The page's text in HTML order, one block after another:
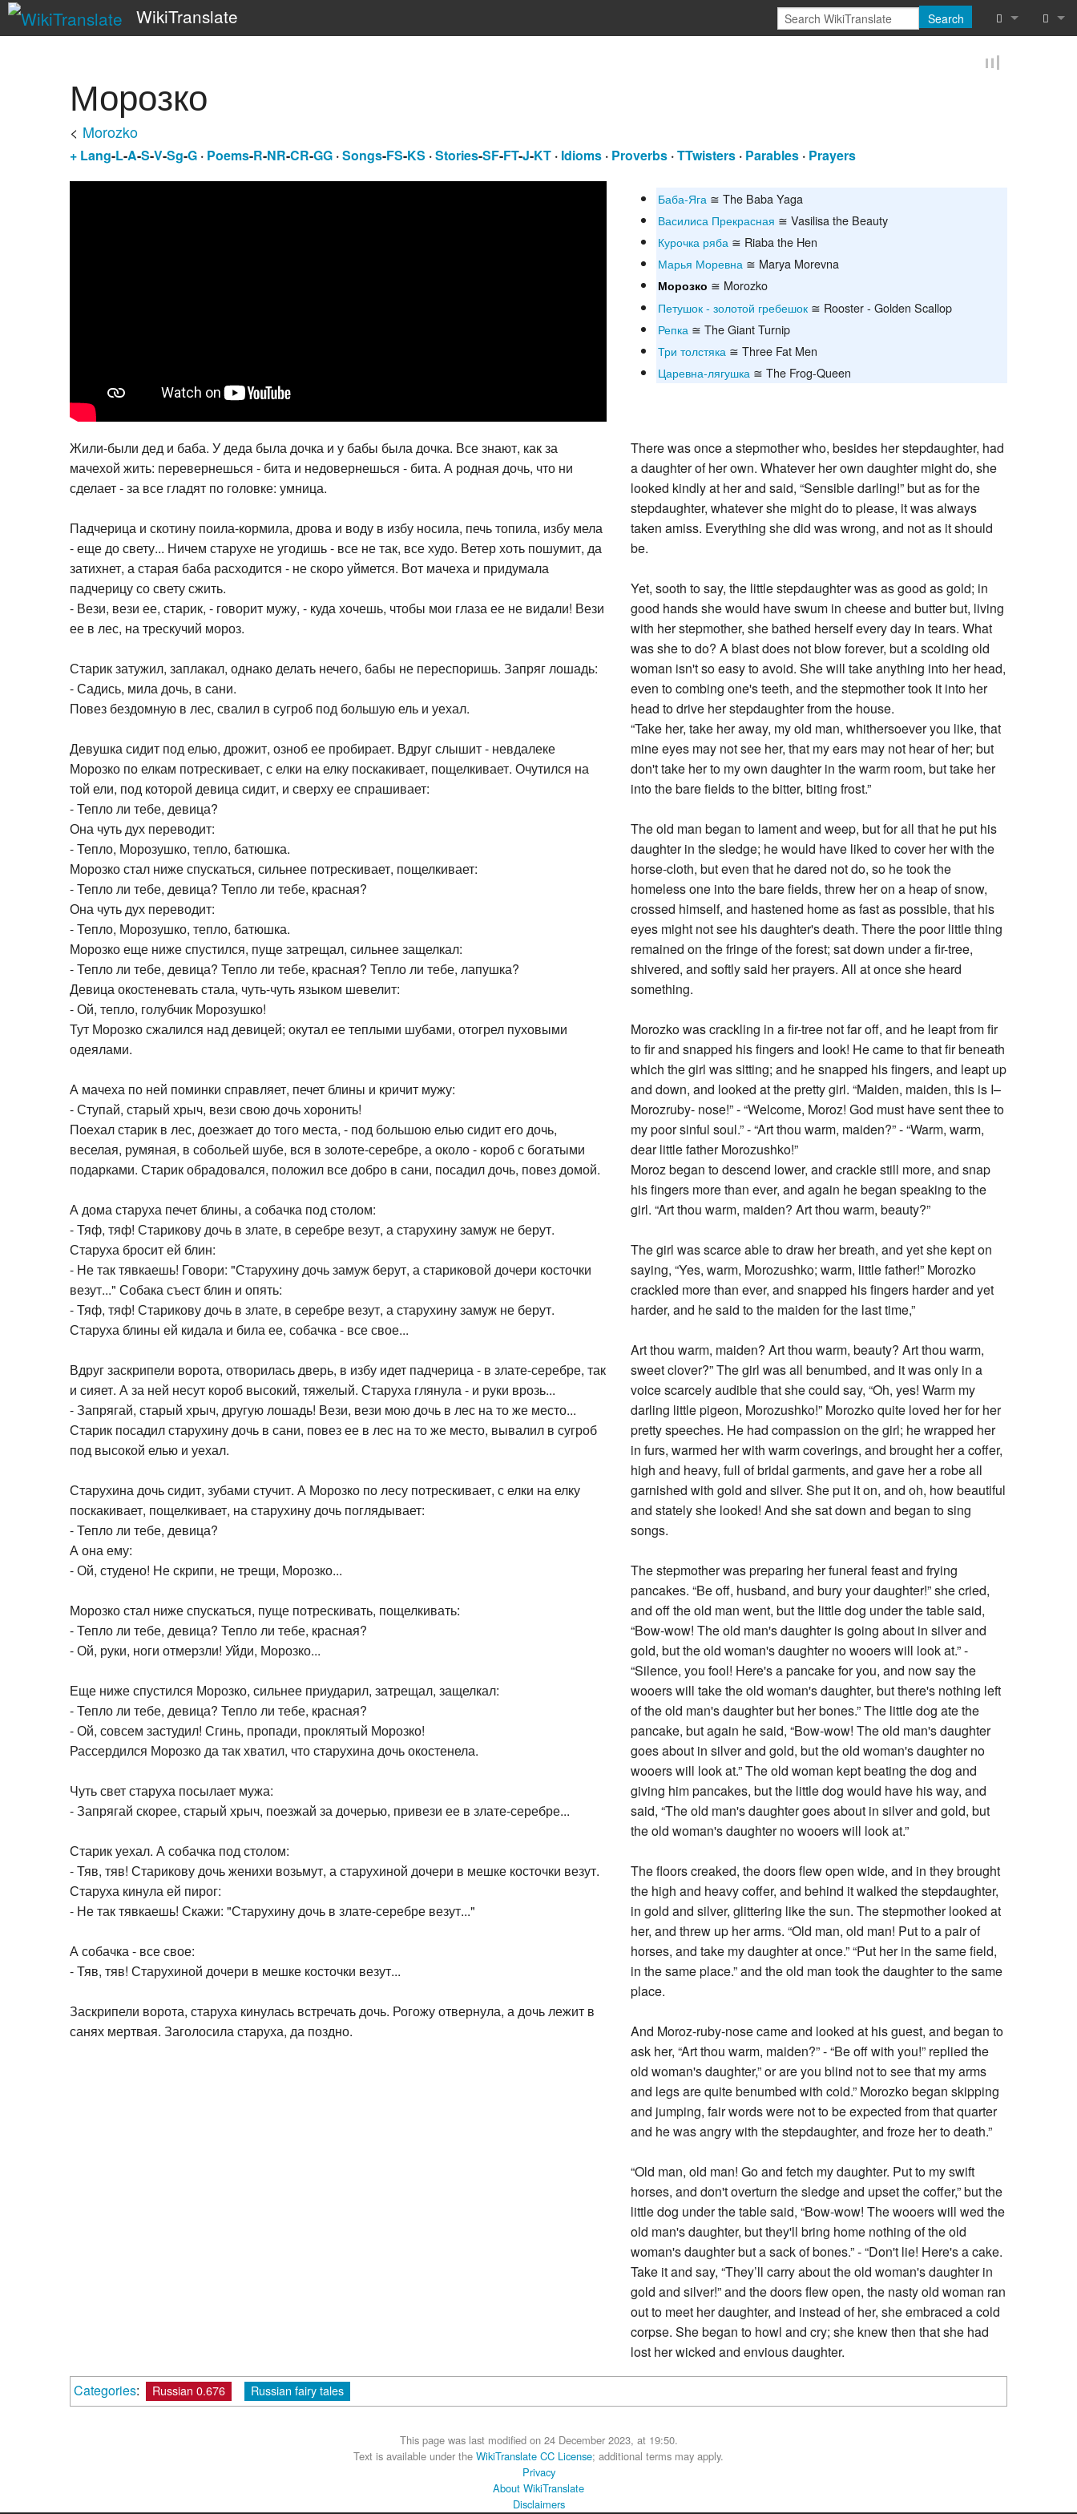
WikiTranslate Search
Морозко
< Morozko
+ Lang-L-A-S-V-Sg-G · Poems-R-NR-CR-GG ·Songs-FS-KS ·Stories-SF-FT-J-KT · Idioms · Proverbs ·TTwisters · Parables · Prayers
Баба-Яга ≅ The Baba Yaga
Василиса Прекрасная ≅ Vasilisa the Beauty
Курочка ряба ≅ Riaba the Hen
Марья Моревна ≅ Marya Morevna
Морозко ≅ Morozko
Петушок - золотой гребешок ≅ Rooster - Golden Scallop
Репка ≅ The Giant Turnip
Три толстяка ≅ Three Fat Men
Царевна-лягушка ≅ The Frog-Queen
Жили-были дед и баба. У деда была дочка и у бабы была дочка. Все знают, как за
мачехой жить: перевернешься - бита и недовернешься - бита. А родная дочь, что ни
сделает - за все гладят по головке: умница.
Падчерица и скотину поила-кормила, дрова и воду в избу носила, печь топила, избу мела
- еще до свету... Ничем старухе не угодишь - все не так, все худо. Ветер хоть пошумит, да
затихнет, а старая баба расходится - не скоро уймется. Вот мачеха и придумала
падчерицу со свету сжить.
- Вези, вези ее, старик, - говорит мужу, - куда хочешь, чтобы мои глаза ее не видали! Вези
ее в лес, на трескучий мороз.
Старик затужил, заплакал, однако делать нечего, бабы не переспоришь. Запряг лошадь:
- Садись, мила дочь, в сани.
Повез бездомную в лес, свалил в сугроб под большую ель и уехал.
Девушка сидит под елью, дрожит, озноб ее пробирает. Вдруг слышит - невдалеке
Морозко по елкам потрескивает, с елки на елку поскакивает, пощелкивает. Очутился на
той ели, под которой девица сидит, и сверху ее спрашивает:
- Тепло ли тебе, девица?
Она чуть дух переводит:
- Тепло, Морозушко, тепло, батюшка.
Морозко стал ниже спускаться, сильнее потрескивает, пощелкивает:
- Тепло ли тебе, девица? Тепло ли тебе, красная?
Она чуть дух переводит:
- Тепло, Морозушко, тепло, батюшка.
Морозко еще ниже спустился, пуще затрещал, сильнее защелкал:
- Тепло ли тебе, девица? Тепло ли тебе, красная? Тепло ли тебе, лапушка?
Девица окостеневать стала, чуть-чуть языком шевелит:
- Ой, тепло, голубчик Морозушко!
Тут Морозко сжалился над девицей; окутал ее теплыми шубами, отогрел пуховыми
одеялами.
А мачеха по ней поминки справляет, печет блины и кричит мужу:
- Ступай, старый хрыч, вези свою дочь хоронить!
Поехал старик в лес, доезжает до того места, - под большою елью сидит его дочь,
веселая, румяная, в собольей шубе, вся в золоте-серебре, а около - короб с богатыми
подарками. Старик обрадовался, положил все добро в сани, посадил дочь, повез домой.
А дома старуха печет блины, а собачка под столом:
- Тяф, тяф! Старикову дочь в злате, в серебре везут, а старухину замуж не берут.
Старуха бросит ей блин:
- Не так тявкаешь! Говори: "Старухину дочь замуж берут, а стариковой дочери косточки
везут..." Собака съест блин и опять:
- Тяф, тяф! Старикову дочь в злате, в серебре везут, а старухину замуж не берут.
Старуха блины ей кидала и била ее, собачка - все свое...
Вдруг заскрипели ворота, отворилась дверь, в избу идет падчерица - в злате-серебре, так
и сияет. А за ней несут короб высокий, тяжелый. Старуха глянула - и руки врозь...
- Запрягай, старый хрыч, другую лошадь! Вези, вези мою дочь в лес на то же место...
Старик посадил старухину дочь в сани, повез ее в лес на то же место, вывалил в сугроб
под высокой елью и уехал.
Старухина дочь сидит, зубами стучит. А Морозко по лесу потрескивает, с елки на елку
поскакивает, пощелкивает, на старухину дочь поглядывает:
- Тепло ли тебе, девица?
А она ему:
- Ой, студено! Не скрипи, не трещи, Морозко...
Морозко стал ниже спускаться, пуще потрескивать, пощелкивать:
- Тепло ли тебе, девица? Тепло ли тебе, красная?
- Ой, руки, ноги отмерзли! Уйди, Морозко...
Еще ниже спустился Морозко, сильнее приударил, затрещал, защелкал:
- Тепло ли тебе, девица? Тепло ли тебе, красная?
- Ой, совсем застудил! Сгинь, пропади, проклятый Морозко!
Рассердился Морозко да так хватил, что старухина дочь окостенела.
Чуть свет старуха посылает мужа:
- Запрягай скорее, старый хрыч, поезжай за дочерью, привези ее в злате-серебре...
Старик уехал. А собачка под столом:
- Тяв, тяв! Старикову дочь женихи возьмут, а старухиной дочери в мешке косточки везут.
Старуха кинула ей пирог:
- Не так тявкаешь! Скажи: "Старухину дочь в злате-серебре везут..."
А собачка - все свое:
- Тяв, тяв! Старухиной дочери в мешке косточки везут...
Заскрипели ворота, старуха кинулась встречать дочь. Рогожу отвернула, а дочь лежит в
санях мертвая. Заголосила старуха, да поздно.
There was once a stepmother who, besides her stepdaughter, had
a daughter of her own. Whatever her own daughter might do, she
looked kindly at her and said, “Sensible darling!” but as for the
stepdaughter, whatever she might do to please, it was always
taken amiss. Everything she did was wrong, and not as it should
be.
Yet, sooth to say, the little stepdaughter was as good as gold; in
good hands she would have swum in cheese and butter but, living
with her stepmother, she bathed herself every day in tears. What
was she to do? A blast does not blow forever, but a scolding old
woman isn't so easy to avoid. She will take anything into her head,
even to combing one's teeth, and the stepmother took it into her
head to drive her stepdaughter from the house.
“Take her, take her away, my old man, whithersoever you like, that
mine eyes may not see her, that my ears may not hear of her; but
don't take her to my own daughter in the warm room, but take her
into the bare fields to the bitter, biting frost.”
The old man began to lament and weep, but for all that he put his
daughter in the sledge; he would have liked to cover her with the
horse-cloth, but even that he dared not do, so he took the
homeless one into the bare fields, threw her on a heap of snow,
crossed himself, and hastened home as fast as possible, that his
eyes might not see his daughter's death. There the poor little thing
remained on the fringe of the forest; sat down under a fir-tree,
shivered, and softly said her prayers. All at once she heard
something.
Morozko was crackling in a fir-tree not far off, and he leapt from fir
to fir and snapped his fingers and look! He came to that fir beneath
which the girl was sitting; and he snapped his fingers, and leapt up
and down, and looked at the pretty girl. “Maiden, maiden, this is I–
Morozruby- nose!” - “Welcome, Moroz! God must have sent thee to
my poor sinful soul.” - “Art thou warm, maiden?” - “Warm, warm,
dear little father Morozushko!”
Moroz began to descend lower, and crackle still more, and snap
his fingers more than ever, and again he began speaking to the
girl. “Art thou warm, maiden? Art thou warm, beauty?”
The girl was scarce able to draw her breath, and yet she kept on
saying, “Yes, warm, Morozushko; warm, little father!” Morozko
crackled more than ever, and snapped his fingers harder and yet
harder, and he said to the maiden for the last time,”
Art thou warm, maiden? Art thou warm, beauty? Art thou warm,
sweet clover?” The girl was all benumbed, and it was only in a
voice scarcely audible that she could say, “Oh, yes! Warm my
darling little pigeon, Morozushko!” Morozko quite loved her for her
pretty speeches. He had compassion on the girl; he wrapped her
in furs, warmed her with warm coverings, and brought her a coffer,
high and heavy, full of bridal garments, and gave her a robe all
garnished with gold and silver. She put it on, and oh, how beautiful
and stately she looked! And she sat down and began to sing
songs.
The stepmother was preparing her funeral feast and frying
pancakes. “Be off, husband, and bury your daughter!” she cried,
and off the old man went, but the little dog under the table said,
“Bow-wow! The old man's daughter is going about in silver and
gold, but the old woman's daughter no wooers will look at.” -
“Silence, you fool! Here's a pancake for you, and now say the
wooers will take the old woman's daughter, but there's nothing left
of the old man's daughter but her bones.” The little dog ate the
pancake, but again he said, “Bow-wow! The old man's daughter
goes about in silver and gold, but the old woman's daughter no
wooers will look at.” The old woman kept beating the dog and
giving him pancakes, but the little dog would have his way, and
said, “The old man's daughter goes about in silver and gold, but
the old woman's daughter no wooers will look at.”
The floors creaked, the doors flew open wide, and in they brought
the high and heavy coffer, and behind it walked the stepdaughter,
in gold and silver, glittering like the sun. The stepmother looked at
her, and threw up her arms. “Old man, old man! Put to a pair of
horses, and take my daughter at once.” “Put her in the same field,
in the same place.” and the old man took the daughter to the same
place.
And Moroz-ruby-nose came and looked at his guest, and began to
ask her, “Art thou warm, maiden?” - “Be off with you!” replied the
old woman's daughter,” or are you blind not to see that my arms
and legs are quite benumbed with cold.” Morozko began skipping
and jumping, fair words were not to be expected from that quarter
and he was angry with the stepdaughter, and froze her to death.”
“Old man, old man! Go and fetch my daughter. Put to my swift
horses, and don't overturn the sledge and upset the coffer,” but the
little dog under the table said, “Bow-wow! The wooers will wed the
old man's daughter, but they'll bring home nothing of the old
woman's daughter but a sack of bones.” - “Don't lie! Here's a cake.
Take it and say, “They’ll carry about the old woman's daughter in
gold and silver!” and the doors flew open, the nasty old woman ran
out to meet her daughter, and instead of her, she embraced a cold
corpse. She began to howl and cry; she knew then that she had
lost her wicked and envious daughter.
Categories: Russian 0.676 Russian fairy tales
This page was last modified on 24 December 2023, at 19:50.
Text is available under the WikiTranslate CC License; additional terms may apply.
Privacy
About WikiTranslate
Disclaimers